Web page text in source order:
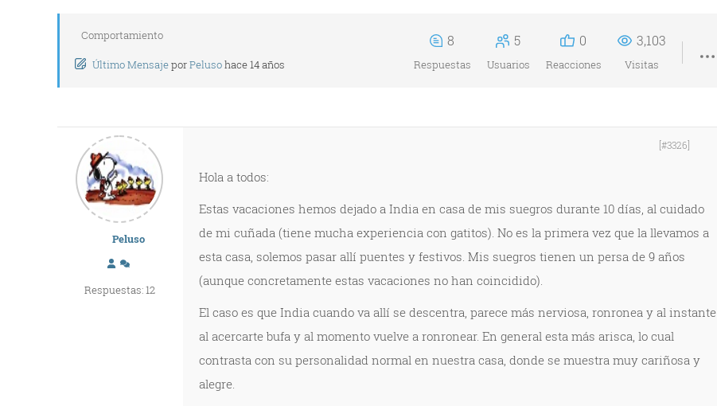
Comportamiento
Último MensajeporPelusohace 14 años
8
Respuestas
5
Usuarios
0
Reacciones
3,103
Visitas
Peluso
Respuestas: 12
[#3326]
Hola a todos:
Estas vacaciones hemos dejado a India en casa de mis suegros durante 10 días, al cuidado
de mi cuñada (tiene mucha experiencia con gatitos). No es la primera vez que la llevamos a
esta casa, solemos pasar allí puentes y festivos. Mis suegros tienen un persa de 9 años
(aunque concretamente estas vacaciones no han coincidido).
El caso es que India cuando va allí se descentra, parece más nerviosa, ronronea y al instante
al acercarte bufa y al momento vuelve a ronronear. En general esta más arisca, lo cual
contrasta con su personalidad normal en nuestra casa, donde se muestra muy cariñosa y
alegre.